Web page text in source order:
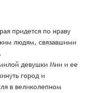
придется по нраву
людям, связавшими
девушки Мии и ее
город и
в великолепном